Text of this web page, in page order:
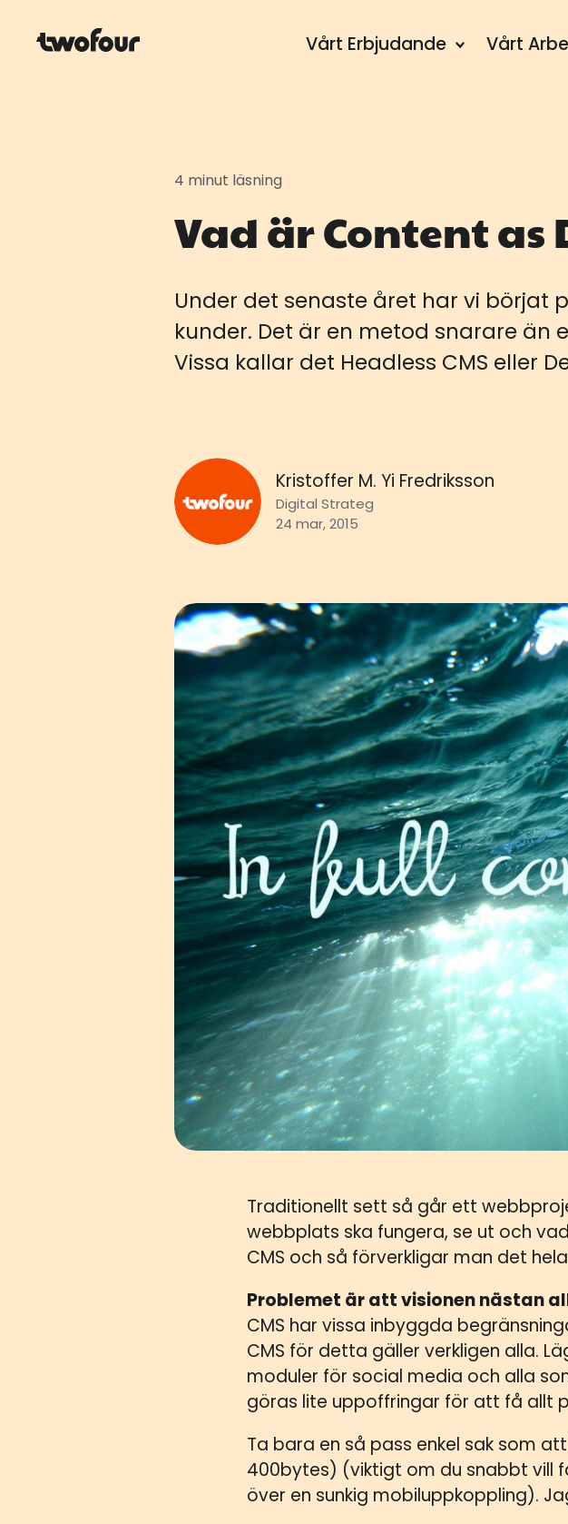
Vårt Erbjudande Vårt
4 minut läsning
Vad är Content as
Under det senaste året har vi börjat
kunder. Det är en metod snarare än
Vissa kallar det Headless CMS eller
Kristoffer M. Yi Fredriksson
Digital Strateg
24 mar, 2015
Traditionellt sett så går ett
webbplats ska fungera, se ut och
CMS och så förverkligar man det
Problemet är att visionen nästan
CMS har vissa inbyggda
CMS för detta gäller verkligen alla.
moduler för social media och alla
göras lite uppoffringar för att få allt
Ta bara en så pass enkel sak som
400bytes) (viktigt om du snabbt vill
över en sunkig mobiluppkoppling).